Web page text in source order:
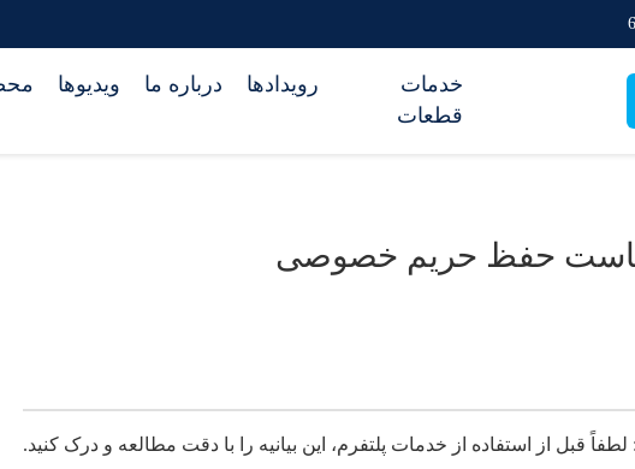
ویدیوها درباره ما رویدادها
خدمات
قطعات
حفظ حریم خصوصی
قبل از استفاده از خدمات پلتفرم، این بیانیه را با دقت مطالعه و درک کنید.